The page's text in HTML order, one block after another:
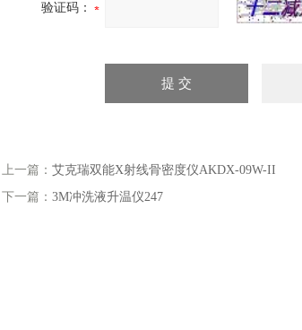
验证码：
上一篇： 艾克瑞双能X射线骨密度仪AKDX-09W-II
下一篇： 3M冲洗液升温仪247